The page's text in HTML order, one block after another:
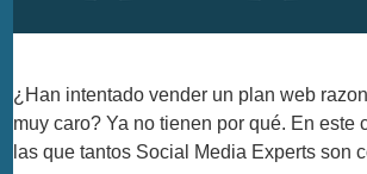
¿Han intentado vender un plan web
muy caro? Ya no tienen por qué. En
las que tantos Social Media Experts son